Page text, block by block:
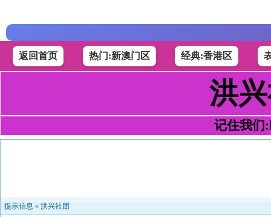
返回首页 热门:新澳门区 经典:香港区
洪
记住我们
提示信息 » 洪兴社团